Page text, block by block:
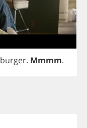
burger. Mmmm.